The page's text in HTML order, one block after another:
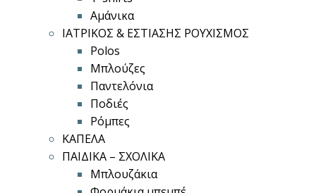
Αμάνικα
ΙΑΤΡΙΚΟΣ & ΕΣΤΙΑΣΗΣ ΡΟΥΧΙΣΜΟΣ
Polos
Μπλούζες
Παντελόνια
Ποδιές
Ρόμπες
ΚΑΠΕΛΑ
ΠΑΙΔΙΚΑ – ΣΧΟΛΙΚΑ
Μπλουζάκια